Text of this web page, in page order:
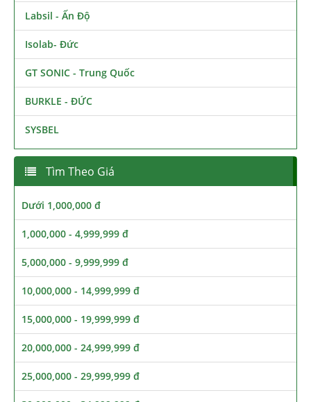
Labsil - Ấn Độ
Isolab- Đức
GT SONIC - Trung Quốc
BURKLE - ĐỨC
SYSBEL
Tìm Theo Giá
Dưới 1,000,000 đ
1,000,000 - 4,999,999 đ
5,000,000 - 9,999,999 đ
10,000,000 - 14,999,999 đ
15,000,000 - 19,999,999 đ
20,000,000 - 24,999,999 đ
25,000,000 - 29,999,999 đ